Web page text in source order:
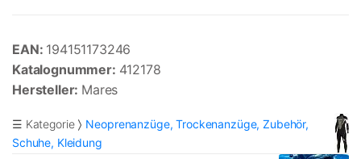
EAN: 194151173246
Katalognummer: 412178
Hersteller: Mares
☰ Kategorie
Neoprenanzüge, Trockenanzüge, Zubehör,
Schuhe, Kleidung